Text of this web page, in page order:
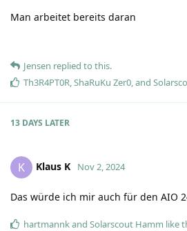
Man arbeitet bereits daran
Jensen replied to this.
Th3R4PT0R,ShaRuKu Zer0, and
13 DAYS LATER
K Klaus K Nov 2, 2024
Das würde ich mir auch für den AIO
hartmannkand Solarscout Hamm like